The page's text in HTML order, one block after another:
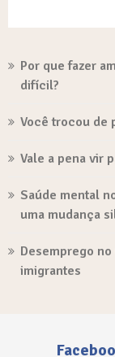
Por que fazer
difícil?
Você trocou de
Vale a pena vir
Saúde mental
uma mudança
Desemprego
imigrantes